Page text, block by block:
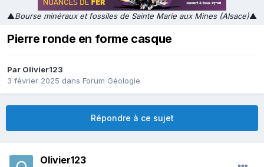
▲Bourse minéraux et fossiles de Sainte Marie aux Mines (Alsace)▲
Pierre ronde en forme casque
Par Olivier123
3 février 2025 dans Forum Géologie
Répondre à ce sujet
Olivier123